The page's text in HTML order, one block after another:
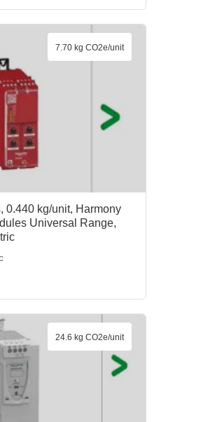
0.440 kg/unit, Harmony
Universal Range,
7.70 kg CO2e/unit
24.6 kg CO2e/unit